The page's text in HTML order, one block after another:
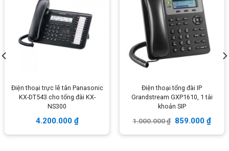
tự thực hiện với những lưu ý các cổng sau:
Thiết kế đơn giản, với phím bấm và màn hình nhỏ, loa có
thể điều chỉnh âm lượng
Chú ý vị trí khe cắm line tín hiệu vào & cổng tín hiệu ra tay
cầm, rất hay nhầm vì cùng chuẩn RJ11
Điện thoại trực lễ tân Panasonic
KX-DT543 cho tổng đài KX-
NS300
4.200.000 ₫
Điện thoại tổng đài IP
Grandstream GXP1610, 1 tài
khoản SIP
1.000.000₫ 859.000₫